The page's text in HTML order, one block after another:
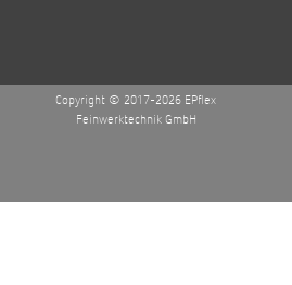
Copyright © 2017-2026 EPflex
Feinwerktechnik GmbH